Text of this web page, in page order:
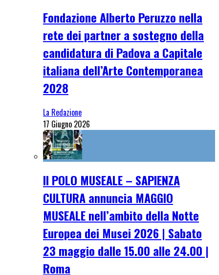
Fondazione Alberto Peruzzo nella
rete dei partner a sostegno della
candidatura di Padova a Capitale
italiana dell’Arte Contemporanea
2028
La Redazione
17 Giugno 2026
Il POLO MUSEALE – SAPIENZA
CULTURA annuncia MAGGIO
MUSEALE nell’ambito della Notte
Europea dei Musei 2026 | Sabato
23 maggio dalle 15.00 alle 24.00 |
Roma